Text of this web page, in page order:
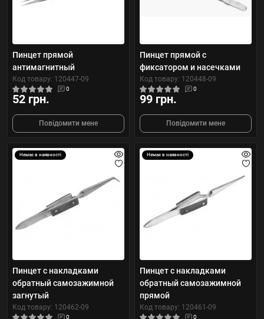
Пинцет прямой
антимагнитный
Код товару: 120447-09
0
52 грн.
Повідомити мене
Пинцет прямой с
фиксатором и насечками
Код товару: 120448-09
0
99 грн.
Повідомити мене
Немає в наявності
Пинцет с накладками
обратный самозажимной
загнутый
Код товару: 120462-09
0
Немає в наявності
Пинцет с накладками
обратный самозажимной
прямой
Код товару: 120461-09
0